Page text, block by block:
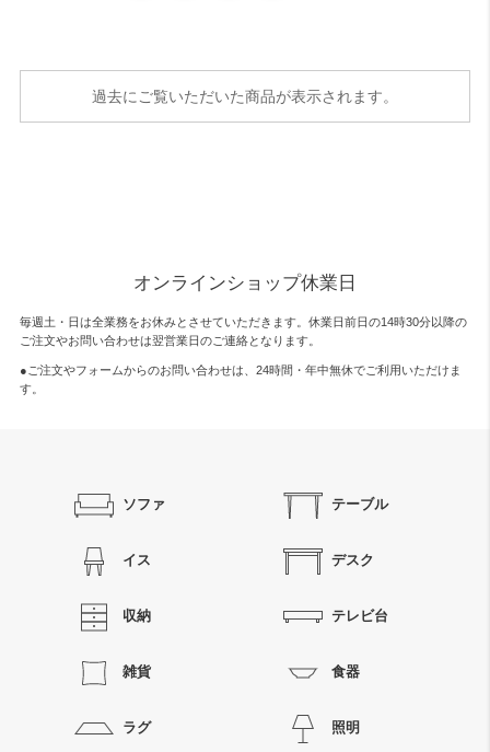
過去にご覧いただいた商品が表示されます。
オンラインショップ休業日
毎週土・日は全業務をお休みとさせていただきます。休業日前日の14時30分以降の
ご注文やお問い合わせは翌営業日のご連絡となります。
●ご注文やフォームからのお問い合わせは、 24時間・年中無休でご利用いただけま
す。
ソファ テーブル
イス デスク
収納 テレビ台
雑貨 食器
ラグ 照明